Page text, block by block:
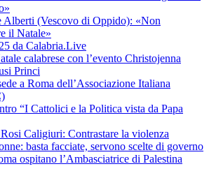
Alberti (Vescovo di Oppido): «Non
il Natale»
da Calabria.Live
calabrese con l’evento Christojenna
Princi
a Roma dell’Associazione Italiana
“I Cattolici e la Politica vista da Papa
Caligiuri: Contrastare la violenza
basta facciate, servono scelte di governo
ospitano l’Ambasciatrice di Palestina